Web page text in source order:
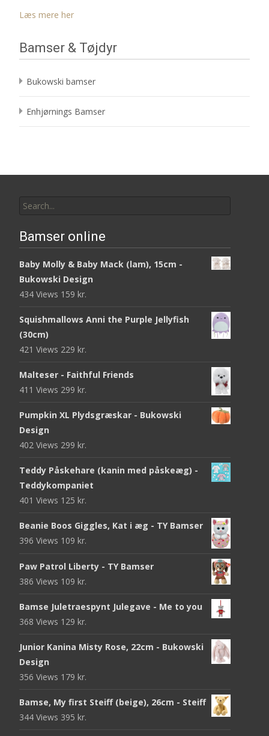
Læs mere her
Bamser & Tøjdyr
Bukowski bamser
Enhjørnings Bamser
for:
Bamser online
Baby Molly & Baby Mack (lam), 15cm -
Bukowski Design
434 Views 159 kr.
Squishmallows Anni the Purple Jellyfish
(30cm)
421 Views 229 kr.
Malteser - Faithful Friends
411 Views 299 kr.
Pumpkin XL Plydsgræskar - Bukowski
Design
402 Views 299 kr.
Teddy Påskehare (kanin med påskeæg) -
Teddykompaniet
401 Views 125 kr.
Beanie Boos Giggles, Kat i æg - TY Bamser
396 Views 109 kr.
Paw Patrol Liberty - TY Bamser
386 Views 109 kr.
Bamse Juletraespynt Julegave - Me to you
368 Views 129 kr.
Junior Kanina Misty Rose, 22cm - Bukowski
Design
356 Views 179 kr.
Bamse, My first Steiff (beige), 26cm - Steiff
344 Views 395 kr.